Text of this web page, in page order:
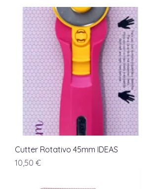
Cutter Rotativo 45mm IDEAS
Precio
10,50 €